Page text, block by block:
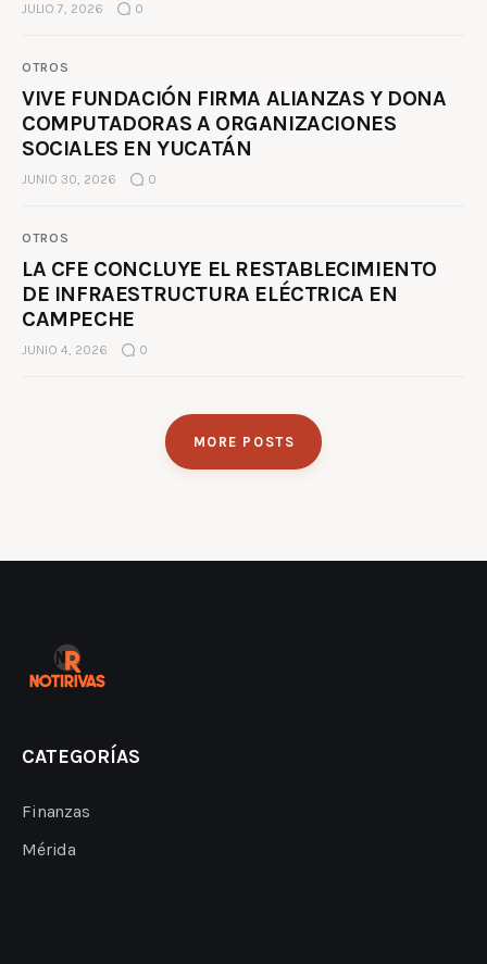
JULIO 7, 2026 0
OTROS
VIVE FUNDACIÓN FIRMA ALIANZAS Y DONA
COMPUTADORAS A ORGANIZACIONES
SOCIALES EN YUCATÁN
JUNIO 30, 2026 0
OTROS
LA CFE CONCLUYE EL RESTABLECIMIENTO
DE INFRAESTRUCTURA ELÉCTRICA EN
CAMPECHE
JUNIO 4, 2026 0
MORE POSTS
CATEGORÍAS
Finanzas
Mérida